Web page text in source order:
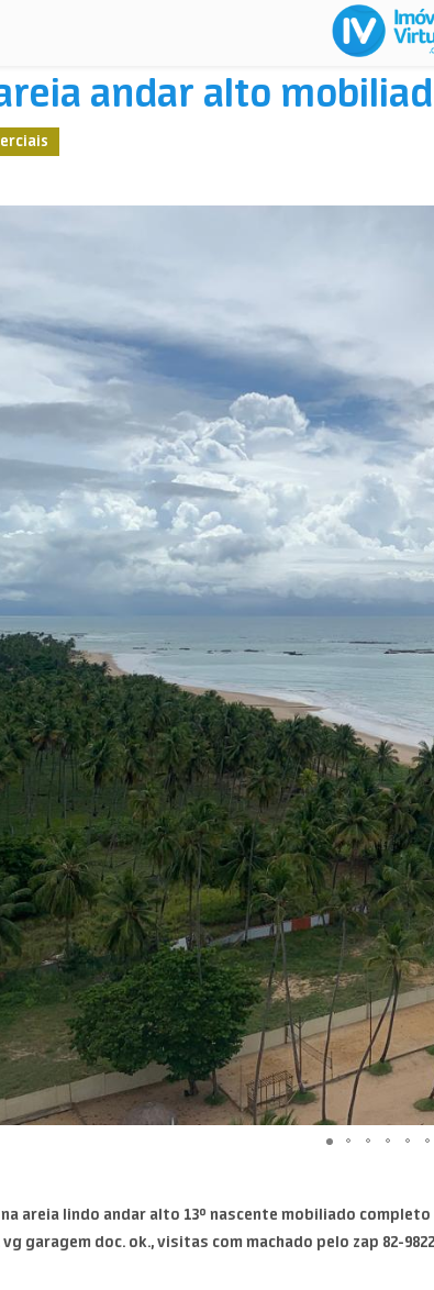
andar alto
areia lindo andar alto 13º nascente mobiliado
garagem doc. ok., visitas com machado pelo zap 82-